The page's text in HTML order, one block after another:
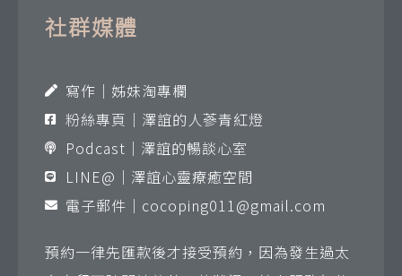
社群媒體
寫作｜姊妹淘專欄
粉絲專頁｜澤誼的人蔘青紅燈
Podcast｜澤誼的暢談心室
LINE@｜澤誼心靈療癒空間
電子郵件｜ cocoping011@gmail.com
預約一律先匯款後才接受預約，因為發生過太